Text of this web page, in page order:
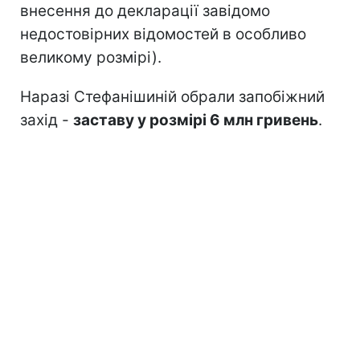
внесення до декларації завідомо
недостовірних відомостей в особливо
великому розмірі).
Наразі Стефанішиній обрали запобіжний
захід - заставу у розмірі 6 млн гривень.